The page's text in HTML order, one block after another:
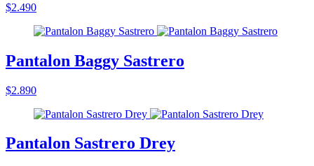
$2.490
Pantalon Baggy Sastrero
$2.890
Pantalon Sastrero Drey